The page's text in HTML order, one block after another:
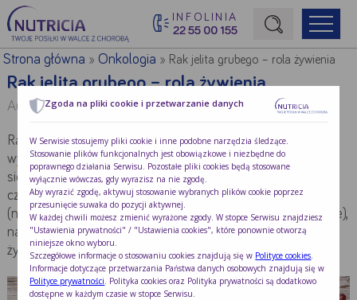
INFOLINIA
22 55 00 155
Początek treści głównej
Strona główna » Onkologia » Rak jelita grubego – rola żywienia
Rak jelita grubego – rola żywienia
Autor:Mgr Ewelina Grochowska
Rak jelita grubego jest jednym z trzech najczęściej
występujących nowotworów w Polsce. Co roku odnotowuje
się ponad 16 tysięcy nowych zachorowań. Jednym z
czynników ryzyka choroby jest zespół metaboliczny
(nadciśnienie tętnicze, otyłość, cukrzyca, zaburzenia lipidowe),
na którego rozwój w bardzo dużym stopniu wpływa sposób
żywienia oraz brak aktywności fizycznej.
Zgoda na pliki cookie i przetwarzanie danych
W Serwisie stosujemy pliki cookie i inne podobne narzędzia śledzące.
Stosowanie plików funkcjonalnych jest obowiązkowe i niezbędne do
poprawnego działania Serwisu. Pozostałe pliki cookies będą stosowane
wyłącznie wówczas, gdy wyrazisz na nie zgodę.
Aby wyrazić zgodę, aktywuj stosowanie wybranych plików cookie poprzez
przesunięcie suwaka do pozycji aktywnej.
W każdej chwili możesz zmienić wyrażone zgody. W stopce Serwisu znajdziesz
"Ustawienia prywatności" / "Ustawienia cookies", które ponownie otworzą
niniejsze okno wyboru.
Szczegółowe informacje o stosowaniu cookies znajdują się w Polityce cookies
Informacje dotyczące przetwarzania Państwa danych osobowych znajdują się w
Polityce prywatności . Polityka cookies oraz Polityka prywatności są dodatkowo
dostępne w każdym czasie w stopce Serwisu.